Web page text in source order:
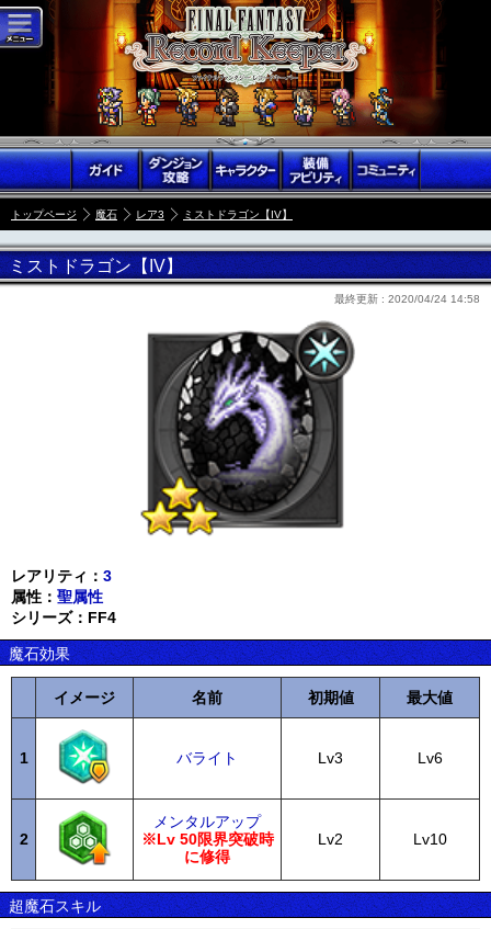
トップページ 魔石 レア3 ミストドラゴン【IV】
ミストドラゴン【IV】
最終更新 : 2020/04/24 14:58
レアリティ： 3
属性： 聖属性
シリーズ：FF4
魔石効果
イメージ 名前 初期値 最大値
1 バライト Lv3 Lv6
2
メンタルアップ
※Lv 50限界突破時
に修得
Lv2 Lv10
超魔石スキル